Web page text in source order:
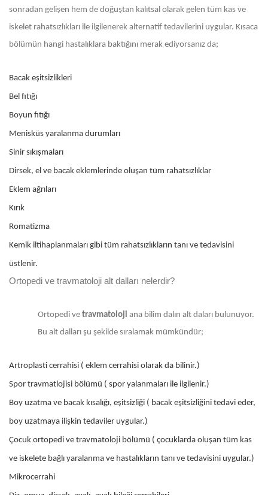
sonradan gelişen hem de doğuştan kalıtsal olarak gelen tüm kas ve
iskelet rahatsızlıkları ile ilgilenerek alternatif tedavilerini uygular. Kısaca
bölümün hangi hastalıklara baktığını merak ediyorsanız da;
Bacak eşitsizlikleri
Bel fıtığı
Boyun fıtığı
Menisküs yaralanma durumları
Sinir sıkışmaları
Dirsek, el ve bacak eklemlerinde oluşan tüm rahatsızlıklar
Eklem ağrıları
Kırık
Romatizma
Kemik iltihaplanmaları gibi tüm rahatsızlıkların tanı ve tedavisini
üstlenir.
Ortopedi ve travmatoloji alt dalları nelerdir?
Ortopedi ve travmatoloji ana bilim dalın alt daları bulunuyor.
Bu alt dalları şu şekilde sıralamak mümkündür;
Artroplasti cerrahisi ( eklem cerrahisi olarak da bilinir.)
Spor travmatlojisi bölümü ( spor yalanmaları ile ilgilenir.)
Boy uzatma ve bacak kısalığı, eşitsizliği ( bacak eşitsizliğini tedavi eder,
boy uzatmaya ilişkin tedaviler uygular.)
Çocuk ortopedi ve travmatoloji bölümü ( çocuklarda oluşan tüm kas
ve iskelete bağlı yaralanma ve hastalıkların tanı ve tedavisini uygular.)
Mikrocerrahi